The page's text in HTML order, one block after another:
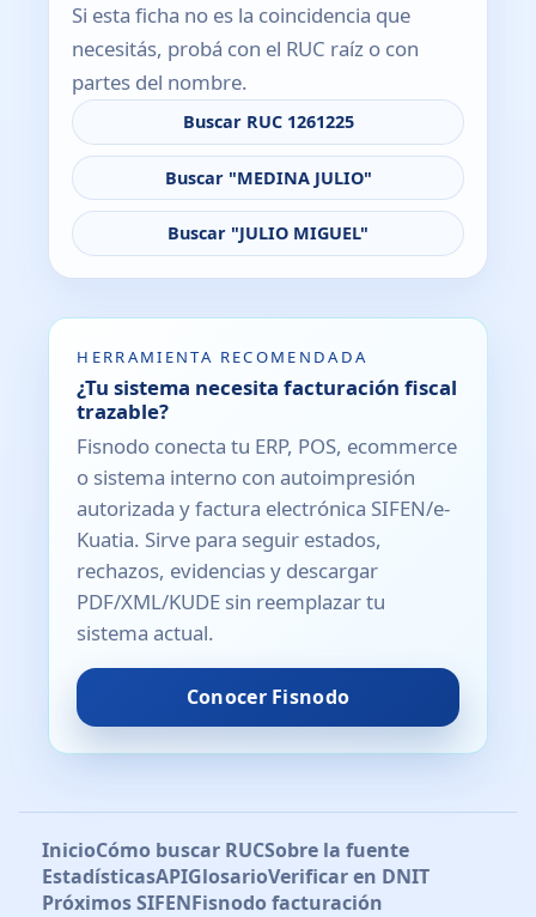
Si esta ficha no es la coincidencia que
necesitás, probá con el RUC raíz o con
partes del nombre.
Buscar RUC 1261225
Buscar "MEDINA JULIO"
Buscar "JULIO MIGUEL"
HERRAMIENTA RECOMENDADA
¿Tu sistema necesita facturación fiscal
trazable?
Fisnodo conecta tu ERP, POS, ecommerce
o sistema interno con autoimpresión
autorizada y factura electrónica SIFEN/e-
Kuatia. Sirve para seguir estados,
rechazos, evidencias y descargar
PDF/XML/KUDE sin reemplazar tu
sistema actual.
Conocer Fisnodo
InicioCómo buscar RUCSobre la fuente
EstadísticasAPIGlosarioVerificar en DNIT
Próximos SIFENFisnodo facturación